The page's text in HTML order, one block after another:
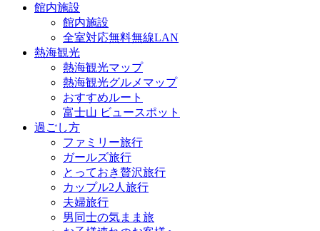
館内施設
館内施設
全室対応無料無線LAN
熱海観光
熱海観光マップ
熱海観光グルメマップ
おすすめルート
富士山 ビュースポット
過ごし方
ファミリー旅行
ガールズ旅行
とっておき贅沢旅行
カップル2人旅行
夫婦旅行
男同士の気まま旅